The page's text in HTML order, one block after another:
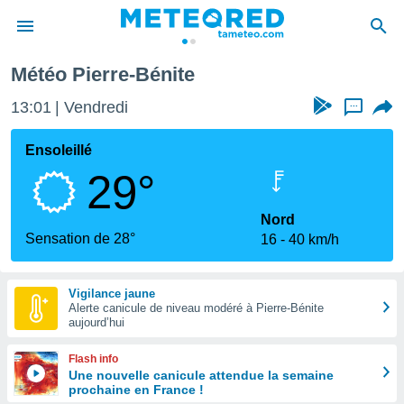
de
Météo Pierre-Bénite
13:01 Vendredi ...
Ensoleillé
29°
Sensation de 28°
Nord
16
40 km/h
Vigilance jaune
Alerte canicule de niveau modéré à Pierre-Bénite
aujourd’hui
Flash info
Une nouvelle canicule attendue la semaine
prochaine en France !